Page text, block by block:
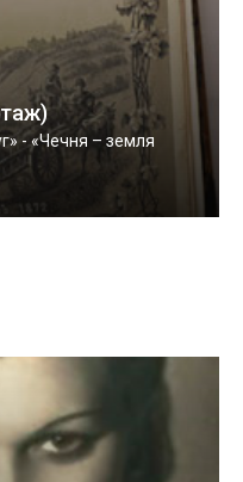
- «Чечня – земля